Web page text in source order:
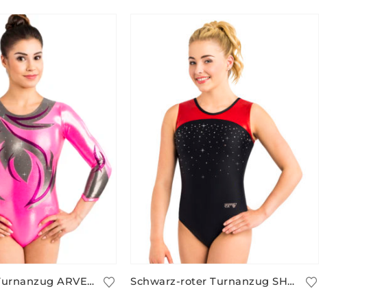
Wettkampf-Turnanzug ARVENN/8 mit geschwungenem Design Schwarz-roter Turnanzug SHERATA/10 ohne Arm